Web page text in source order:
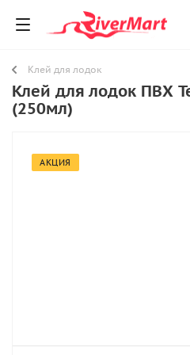
Клей для лодок
Клей для лодок ПВХ
(250мл)
АКЦИЯ